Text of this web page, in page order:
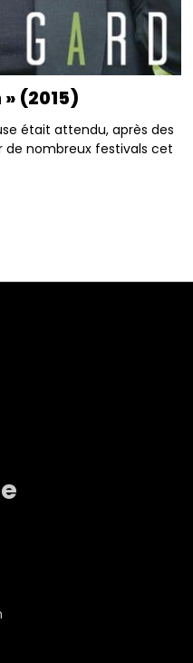
(2015)
était attendu, après des
de nombreux festivals cet